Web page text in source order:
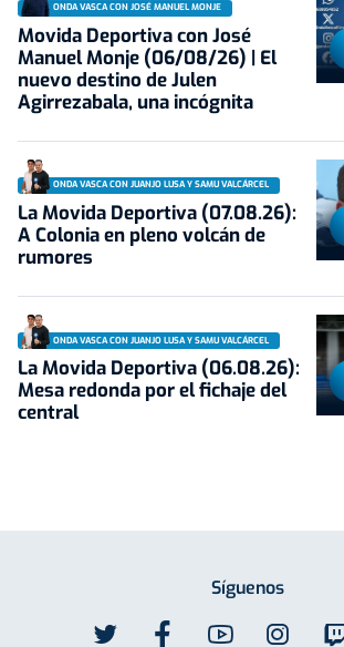
ONDA VASCA CON JOSÉ MANUEL MONJE
Movida Deportiva con José
Manuel Monje (06/08/26) | El
nuevo destino de Julen
Agirrezabala, una incógnita
ONDA VASCA CON JUANJO LUSA Y SAMU VALCÁRCEL
La Movida Deportiva (07.08.26):
A Colonia en pleno volcán de
rumores
ONDA VASCA CON JUANJO LUSA Y SAMU VALCÁRCEL
La Movida Deportiva (06.08.26):
Mesa redonda por el fichaje del
central
Síguenos